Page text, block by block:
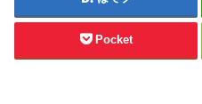
Pocket